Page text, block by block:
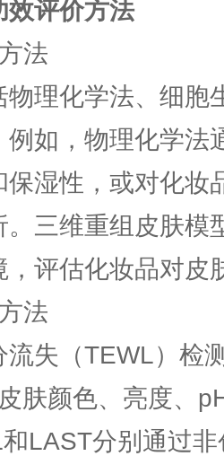
效评价方法
法
物理化学法、细胞
例如，物理化学法
保湿性，或对化妆
。三维重组皮肤模
，评估化妆品对皮
法
流失（TEWL）检
肤颜色、亮度、
LAST分别通过